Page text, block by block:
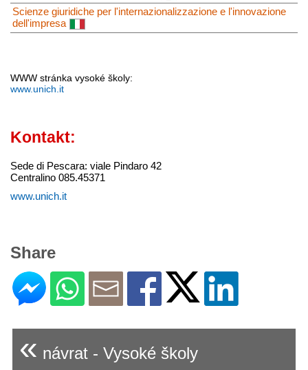
Scienze giuridiche per l'internazionalizzazione e l'innovazione
dell'impresa
WWW stránka vysoké školy:
www.unich.it
Kontakt:
Sede di Pescara: viale Pindaro 42
Centralino 085.45371
www.unich.it
Share
« návrat - Vysoké školy